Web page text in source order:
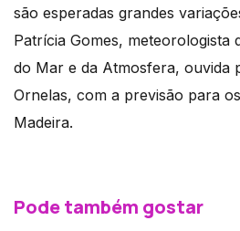
são esperadas grandes
Patrícia Gomes, meteorologista
do Mar e da Atmosfera, ouvida
Ornelas, com a previsão para
Madeira.
Pode também gostar